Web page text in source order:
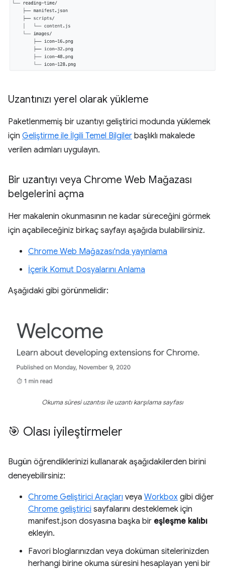
Uzantınızı yerel olarak yükleme
Paketlenmemiş bir uzantıyı geliştirici modunda yüklemek
için Geliştirme ile İlgili Temel Bilgiler başlıklı makalede
verilen adımları uygulayın.
Bir uzantıyı veya Chrome Web Mağazası
belgelerini açma
Her makalenin okunmasının ne kadar süreceğini görmek
için açabileceğiniz birkaç sayfayı aşağıda bulabilirsiniz.
Chrome Web Mağazası'nda yayınlama
İçerik Komut Dosyalarını Anlama
Aşağıdaki gibi görünmelidir:
Okuma süresi uzantısı ile uzantı karşılama sayfası
🎯 Olası iyileştirmeler
Bugün öğrendiklerinizi kullanarak aşağıdakilerden birini
deneyebilirsiniz:
Chrome Geliştirici Araçları veya Workbox gibi diğer
Chrome geliştirici sayfalarını desteklemek için
manifest.json dosyasına başka bir eşleşme kalıbı
ekleyin.
Favori bloglarınızdan veya doküman sitelerinizden
herhangi birine okuma süresini hesaplayan yeni bir